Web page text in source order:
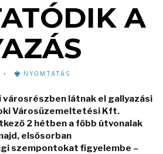
A
NYOMTATÁS
városrészben látnak el gallyazási
Városüzemeltetési Kft.
2 hétben a főbb útvonalak
elsősorban
szempontokat figyelembe –